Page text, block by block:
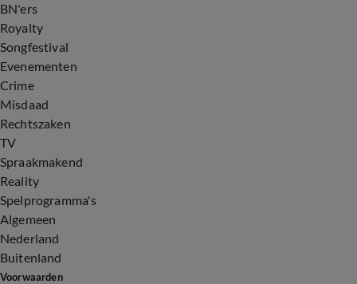
BN'ers
Royalty
Songfestival
Evenementen
Crime
Misdaad
Rechtszaken
TV
Spraakmakend
Reality
Spelprogramma's
Algemeen
Nederland
Buitenland
Voorwaarden